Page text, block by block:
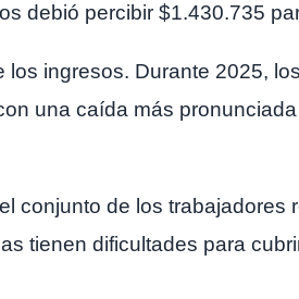
debió percibir $1.430.735
ingresos. Durante 2025,
una caída más
conjunto de los trabajadores
tienen dificultades para